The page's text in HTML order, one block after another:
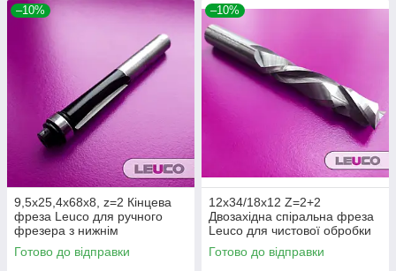
–10%
9,5х25,4х68х8, z=2 Кінцева
фреза Leuco для ручного
фрезера з нижнім
підшипником
Готово до відправки
–10%
12х34/18х12 Z=2+2
Двозахідна спіральна фреза
Leuco для чистової обробки
Готово до відправки